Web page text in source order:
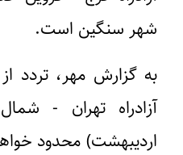
شهر سنگین است.
به گزارش مهر، تردد
اردیبهشت) محدود